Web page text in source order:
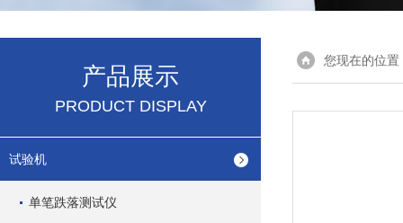
产品展示
PRODUCT DISPLAY
试验机
单笔跌落测试仪
您现在的位置